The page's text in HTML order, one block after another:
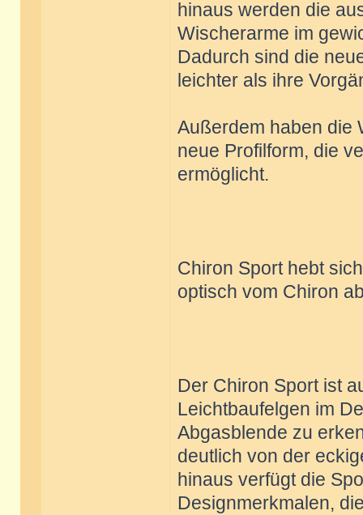
hinaus werden die
Wischerarme im
Dadurch sind die
leichter als ihre
Außerdem haben die
neue Profilform, die
ermöglicht.
Chiron Sport hebt
optisch vom Chiron
Der Chiron Sport ist
Leichtbaufelgen im
Abgasblende zu
deutlich von der
hinaus verfügt die
Designmerkmalen,